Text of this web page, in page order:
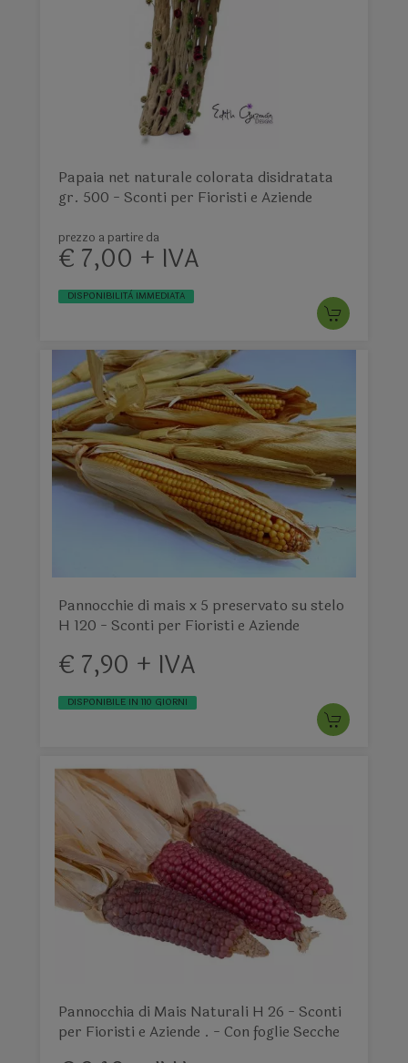
Papaia net naturale colorata disidratata
gr. 500 - Sconti per Fioristi e Aziende
prezzo a partire da
€ 7,00 + IVA
DISPONIBILITÀ IMMEDIATA
Pannocchie di mais x 5 preservato su stelo
H 120 - Sconti per Fioristi e Aziende
€ 7,90 + IVA
DISPONIBILE IN 110 GIORNI
Pannocchia di Mais Naturali H 26 - Sconti
per Fioristi e Aziende . - Con foglie Secche